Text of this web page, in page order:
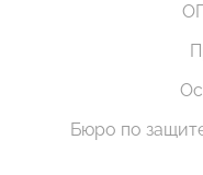
Бюро по